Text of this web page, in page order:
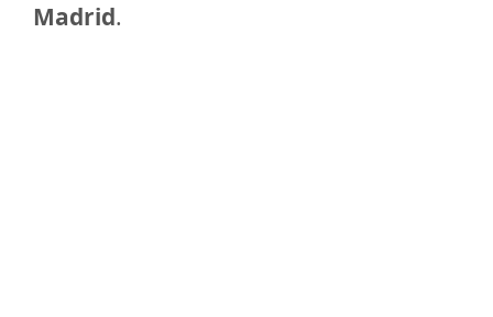
Madrid.